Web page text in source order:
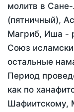
молитв в
(пятничный),
Магриб, Иша -
Союз
остальные
Период
как по
Шафиитскому,